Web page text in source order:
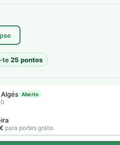
te25 pontos
Algés Aberto
para portes grátis